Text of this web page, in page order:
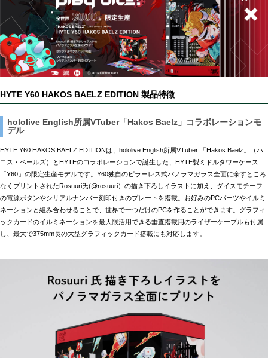
HYTE Y60 HAKOS BAELZ EDITION 製品特徴
hololive English所属VTuber「Hakos Baelz」コラボレーションモ
デル
HYTE Y60 HAKOS BAELZ EDITIONは、hololive English所属VTuber 「Hakos Baelz」（ハ
コス・ベールズ）とHYTEのコラボレーションで誕生した、HYTE製ミドルタワーケース
「Y60」の限定生産モデルです。Y60独自のピラーレス式パノラマガラス全面に余すところ
なくプリントされたRosuuri氏(@rosuuri）の描き下ろしイラストに加え、ダイスモチーフ
の電源ボタンやシリアルナンバー刻印付きのプレートを搭載。お好みのPCパーツやイルミ
ネーションと組み合わせることで、世界で一つだけのPCを作ることができます。グラフィ
ックカードのイルミネーションを最大限活用できる垂直搭載用のライザーケーブルも付属
し、最大で375mm長の大型グラフィックカード搭載にも対応します。